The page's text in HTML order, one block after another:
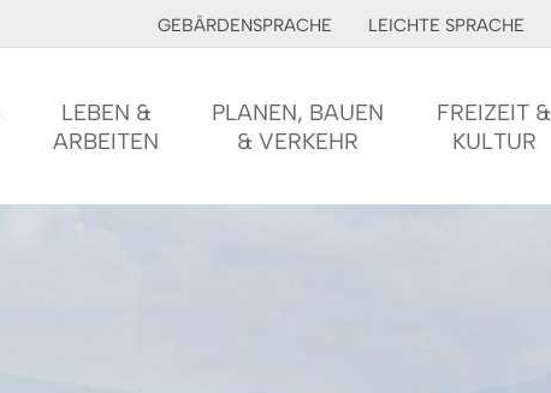
GEBÄRDENSPRACHE LEICHTE SPRACHE
LEBEN &
ARBEITEN
PLANEN, BAUEN
& VERKEHR
FREIZEIT &
KULTUR